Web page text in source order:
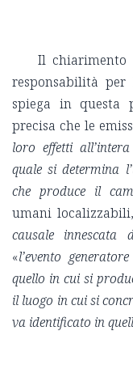
Il chiarimento
responsabilità per
spiega in questa
precisa che le
loro effetti
quale si determina
che produce il
umani
causale innescata
«l’evento
quello in cui si
il luogo in cui si
va identificato in